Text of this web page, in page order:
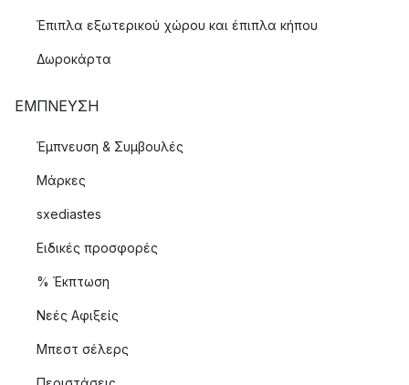
Έπιπλα εξωτερικού χώρου και έπιπλα κήπου
Δωροκάρτα
ΈΜΠΝΕΥΣΗ
Έμπνευση & Συμβουλές
Μάρκες
sxediastes
Ειδικές προσφορές
% Έκπτωση
Νεές Αφιξείς
Μπεστ σέλερς